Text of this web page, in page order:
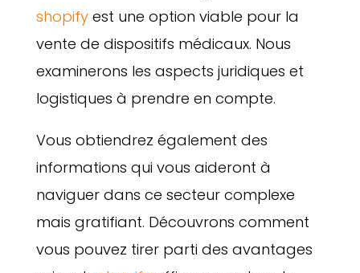
shopifyest une option viable pour la
vente de dispositifs médicaux. Nous
examinerons les aspects juridiques et
logistiques à prendre en compte.
Vous obtiendrez également des
informations qui vous aideront à
naviguer dans ce secteur complexe
mais gratifiant. Découvrons comment
vous pouvez tirer parti des avantages